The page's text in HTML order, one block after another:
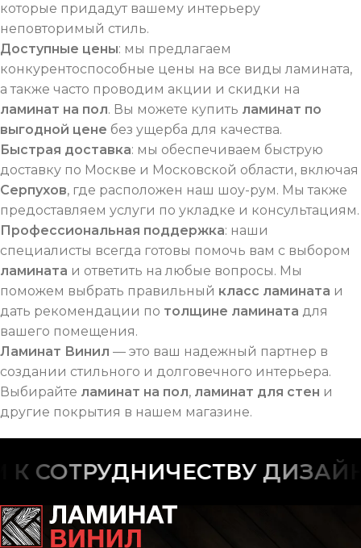
которые придадут вашему интерьеру
неповторимый стиль.
Доступные цены: мы предлагаем
конкурентоспособные цены на все виды ламината,
а также часто проводим акции и скидки на
ламинат на пол. Вы можете купить ламинат по
выгодной цене без ущерба для качества.
Быстрая доставка: мы обеспечиваем быструю
доставку по Москве и Московской области, включая
Серпухов, где расположен наш шоу-рум. Мы также
предоставляем услуги по укладке и консультациям.
Профессиональная поддержка: наши
специалисты всегда готовы помочь вам с выбором
ламината и ответить на любые вопросы. Мы
поможем выбрать правильный класс ламината и
дать рекомендации по толщине ламината для
вашего помещения.
Ламинат Винил — это ваш надежный партнер в
создании стильного и долговечного интерьера.
Выбирайте ламинат на пол, ламинат для стен и
другие покрытия в нашем магазине.